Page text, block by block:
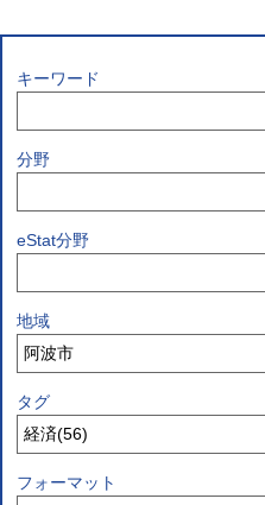
キーワード
分野
eStat分野
地域
タグ
フォーマット